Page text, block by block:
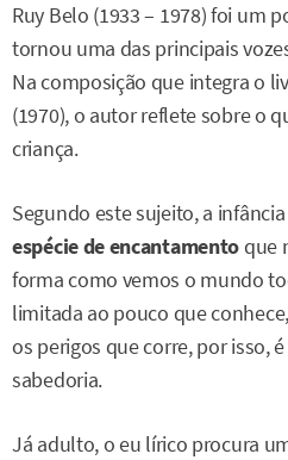
Ruy Belo (1933 – 1978) foi um
tornou uma das principais
Na composição que integra o
(1970), o autor reflete sobre o
criança.
Segundo este sujeito, a
espécie de encantamentoque
forma como vemos o mundo
limitada ao pouco que
os perigos que corre, por isso,
sabedoria.
Já adulto, o eu lírico procura